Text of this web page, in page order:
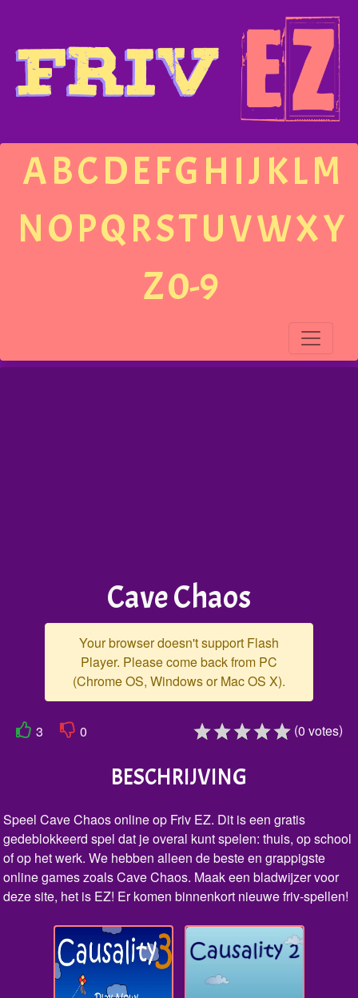
ABCDEFGH IJ KLM
NOPQRSTUVWXY
Z0-9
Cave Chaos
Your browser doesn't support Flash
Player. Please come back from PC
(Chrome OS, Windows or Mac OS X).
3 0 (0 votes)
BESCHRIJVING
Speel Cave Chaos online op Friv EZ. Dit is een gratis
gedeblokkeerd spel dat je overal kunt spelen: thuis, op school
of op het werk. We hebben alleen de beste en grappigste
online games zoals Cave Chaos. Maak een bladwijzer voor
deze site, het is EZ! Er komen binnenkort nieuwe friv-spellen!